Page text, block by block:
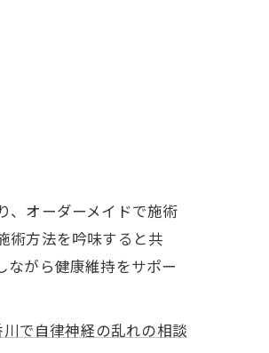
、オーダーメイドで施術
術方法を吟味すると共
がら健康維持をサポー
で自律神経の乱れの相談